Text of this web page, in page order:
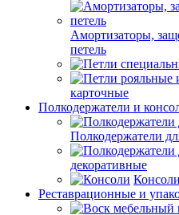
Амортизаторы,
петель
карточные
Полкодержатели и
Полкодержатели
декоративные
Консоли
Реставрационные и